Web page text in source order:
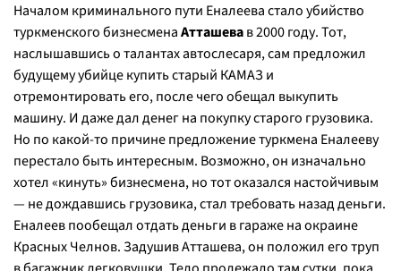
Началом криминального пути Еналеева стало убийство
туркменского бизнесменаАтташевав 2000 году. Тот,
наслышавшись о талантах автослесаря, сам предложил
будущему убийце купить старый КАМАЗ и
отремонтировать его, после чего обещал выкупить
машину. И даже дал денег на покупку старого грузовика.
Но по какой-то причине предложение туркмена Еналееву
перестало быть интересным. Возможно, он изначально
хотел «кинуть» бизнесмена, но тот оказался настойчивым
— не дождавшись грузовика, стал требовать назад деньги.
Еналеев пообещал отдать деньги в гараже на окраине
Красных Челнов. Задушив Атташева, он положил его труп